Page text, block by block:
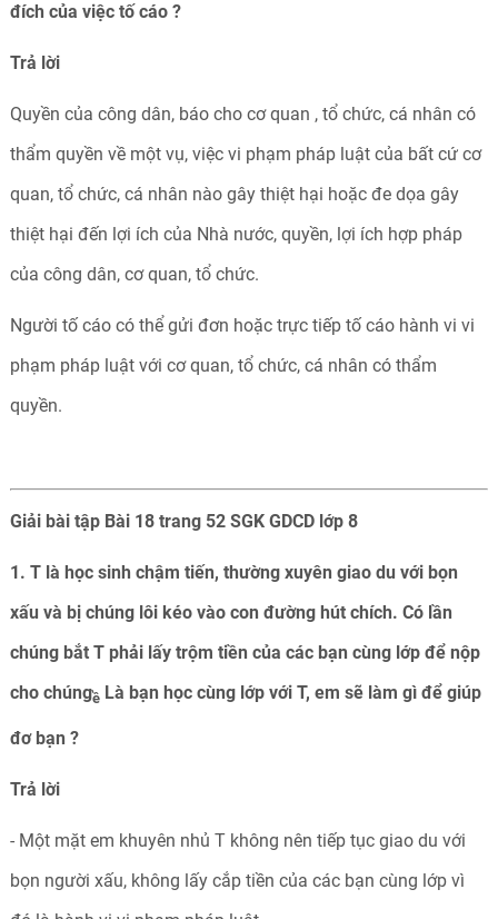
đích của việc tố cáo ?
Trả lời
Quyền của công dân, báo cho cơ quan , tổ chức, cá nhân có
thẩm quyền về một vụ, việc vi phạm pháp luật của bất cứ cơ
quan, tổ chức, cá nhân nào gây thiệt hại hoặc đe dọa gây
thiệt hại đến lợi ích của Nhà nước, quyền, lợi ích hợp pháp
của công dân, cơ quan, tổ chức.
Người tố cáo có thể gửi đơn hoặc trực tiếp tố cáo hành vi vi
phạm pháp luật với cơ quan, tổ chức, cá nhân có thẩm
quyền.
Giải bài tập Bài 18 trang 52 SGK GDCD lớp 8
1. T là học sinh chậm tiến, thường xuyên giao du với bọn
xấu và bị chúng lôi kéo vào con đường hút chích. Có lần
chúng bắt T phải lấy trộm tiền của các bạn cùng lớp để nộp
cho chúngềLà bạn học cùng lớp với T, em sẽ làm gì để giúp
đơ bạn ?
Trả lời
- Một mặt em khuyên nhủ T không nên tiếp tục giao du với
bọn người xấu, không lấy cắp tiền của các bạn cùng lớp vì